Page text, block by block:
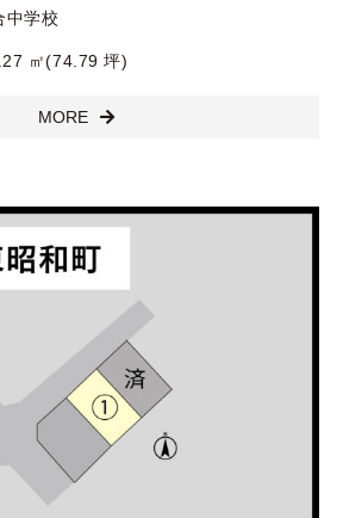
中学校
㎡(74.79 坪)
MORE